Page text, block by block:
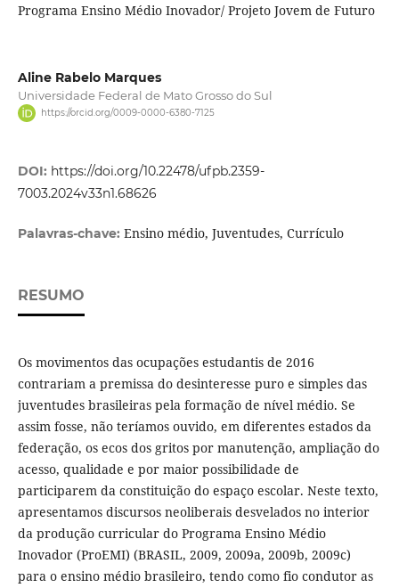
Programa Ensino Médio Inovador/ Projeto Jovem de Futuro
Aline Rabelo Marques
Universidade Federal de Mato Grosso do Sul
https://orcid.org/0009-0000-6380-7125
DOI: https://doi.org/10.22478/ufpb.2359-
7003.2024v33n1.68626
Palavras-chave: Ensino médio, Juventudes, Currículo
RESUMO
Os movimentos das ocupações estudantis de 2016
contrariam a premissa do desinteresse puro e simples das
juventudes brasileiras pela formação de nível médio. Se
assim fosse, não teríamos ouvido, em diferentes estados da
federação, os ecos dos gritos por manutenção, ampliação do
acesso, qualidade e por maior possibilidade de
participarem da constituição do espaço escolar. Neste texto,
apresentamos discursos neoliberais desvelados no interior
da produção curricular do Programa Ensino Médio
Inovador (ProEMI) (BRASIL, 2009, 2009a, 2009b, 2009c)
para o ensino médio brasileiro, tendo como fio condutor as